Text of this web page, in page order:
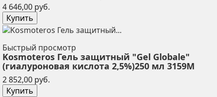
4 646,00 руб.
Купить
Быстрый просмотр
Kosmoteros Гель защитный "Gel Globale"
(гиалуроновая кислота 2,5%)250 мл 3159М
2 852,00 руб.
Купить